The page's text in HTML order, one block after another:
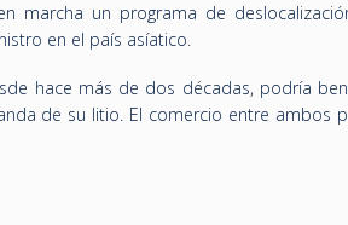
marcha un programa de
en el país asíatico.
hace más de dos décadas, podría
de su litio. El comercio entre ambos